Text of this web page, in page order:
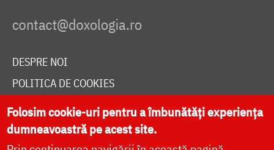
DESPRE NOI
POLITICA DE COOKIES
DONEAZĂ ONLINE PENTRU CATEDRALA NAȚIONALĂ
Folosim cookie-uri pentru a îmbunătăți experiența
dumneavoastră pe acest site.